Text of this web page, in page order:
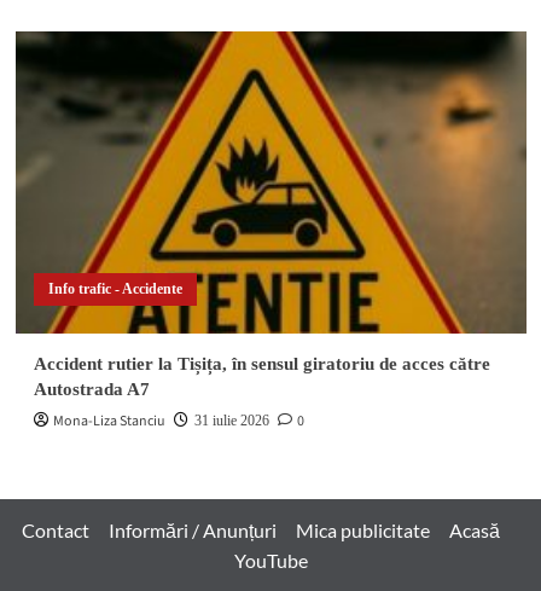
Info trafic - Accidente
Accident rutier la Tișița, în sensul giratoriu de acces către
Autostrada A7
Mona-Liza Stanciu 31 iulie 2026 0
Contact Informări / Anunțuri Mica publicitate
Acasă
YouTube